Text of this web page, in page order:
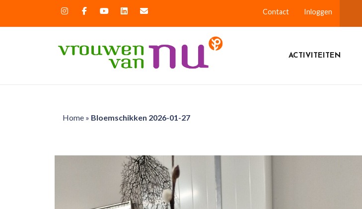
Contact Inloggen
ACTIVITEITEN
Home» Bloemschikken 2026-01-27